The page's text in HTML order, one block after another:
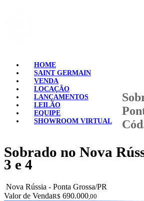
HOME
SAINT GERMAIN
VENDA
LOCAÇÃO
LANÇAMENTOS
LEILÃO
EQUIPE
SHOWROOM VIRTUAL
Sobrado no Nova
3 e 4
Nova Rússia - Ponta Grossa/PR
Valor de VendaR$ 690.000,00